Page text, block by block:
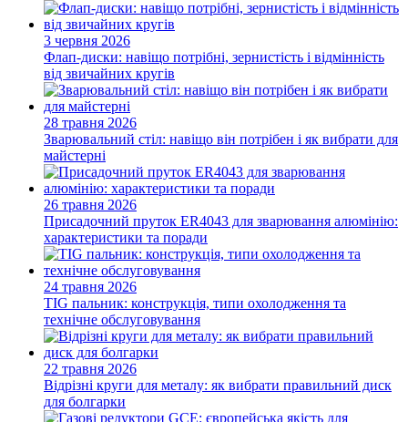
3 червня 2026
Флап-диски: навіщо потрібні, зернистість і відмінність
від звичайних кругів
28 травня 2026
Зварювальний стіл: навіщо він потрібен і як вибрати для
майстерні
26 травня 2026
Присадочний пруток ER4043 для зварювання алюмінію:
характеристики та поради
24 травня 2026
TIG пальник: конструкція, типи охолодження та
технічне обслуговування
22 травня 2026
Відрізні круги для металу: як вибрати правильний диск
для болгарки